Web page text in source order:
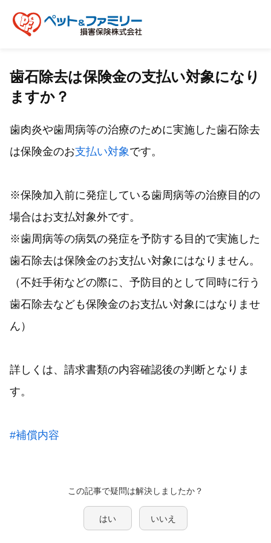
歯石除去は保険金の支払い対象になり
ますか？
歯肉炎や歯周病等の治療のために実施した歯石除去
は保険金のお支払い対象です。
※保険加入前に発症している歯周病等の治療目的の
場合はお支払対象外です。
※歯周病等の病気の発症を予防する目的で実施した
歯石除去は保険金のお支払い対象にはなりません。
（不妊手術などの際に、予防目的として同時に行う
歯石除去なども保険金のお支払い対象にはなりませ
ん）
詳しくは、請求書類の内容確認後の判断となりま
す。
#補償内容
この記事で疑問は解決しましたか？
はい いいえ